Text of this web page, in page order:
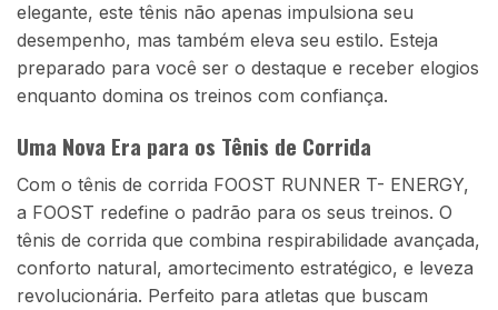
elegante, este tênis não apenas impulsiona seu
desempenho, mas também eleva seu estilo. Esteja
preparado para você ser o destaque e receber elogios
enquanto domina os treinos com confiança.
Uma Nova Era para os Tênis de Corrida
Com o tênis de corrida FOOST RUNNER T- ENERGY,
a FOOST redefine o padrão para os seus treinos. O
tênis de corrida que combina respirabilidade avançada,
conforto natural, amortecimento estratégico, e leveza
revolucionária. Perfeito para atletas que buscam